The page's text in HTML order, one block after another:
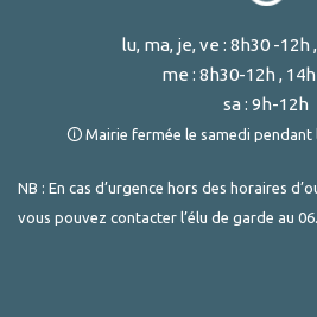
lu, ma, je, ve : 8h30 -12h
me : 8h30-12h ,
sa : 9h-12h
🛈 Mairie fermée le samedi pendant
NB : En cas d’urgence hors des horaires
vous pouvez contacter l’élu de garde au